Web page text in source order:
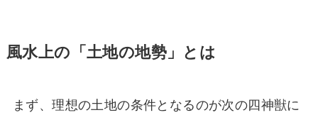
風水上の「土地の地勢」とは
まず、理想の土地の条件となるのが次の四神獣に